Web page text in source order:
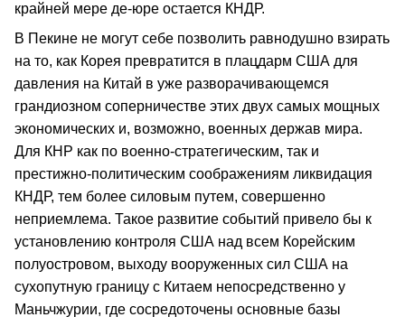
крайней мере де-юре остается КНДР.
В Пекине не могут себе позволить равнодушно взирать
на то, как Корея превратится в плацдарм США для
давления на Китай в уже разворачивающемся
грандиозном соперничестве этих двух самых мощных
экономических и, возможно, военных держав мира.
Для КНР как по военно-стратегическим, так и
престижно-политическим соображениям ликвидация
КНДР, тем более силовым путем, совершенно
неприемлема. Такое развитие событий привело бы к
установлению контроля США над всем Корейским
полуостровом, выходу вооруженных сил США на
сухопутную границу с Китаем непосредственно у
Маньчжурии, где сосредоточены основные базы